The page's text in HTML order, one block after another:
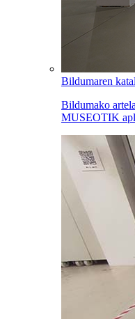
Bildumaren
Bildumako
MUSEOTIK